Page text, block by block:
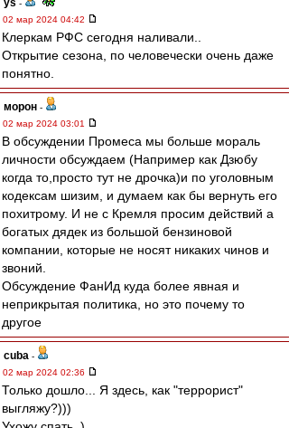
ys -
02 мар 2024 04:42
Клеркам РФС сегодня наливали..
Открытие сезона, по человечески очень даже
понятно.
морон -
02 мар 2024 03:01
В обсуждении Промеса мы больше мораль
личности обсуждаем (Например как Дзюбу
когда то,просто тут не дрочка)и по уголовным
кодексам шизим, и думаем как бы вернуть его
похитрому. И не с Кремля просим действий а
богатых дядек из большой бензиновой
компании, которые не носят никаких чинов и
звоний.
Обсуждение ФанИд куда более явная и
неприкрытая политика, но это почему то
другое
cuba -
02 мар 2024 02:36
Только дошло... Я здесь, как "террорист"
выгляжу?)))